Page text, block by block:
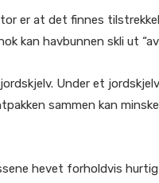
er at det finnes
kan havbunnen skli ut “av
Under et
sammen kan
hevet forholdvis hurtig